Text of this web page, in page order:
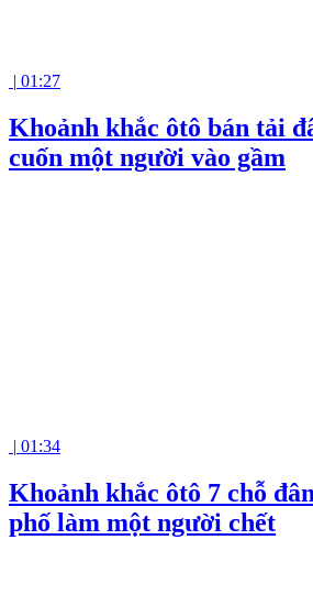
| 01:27
Khoảnh khắc ôtô bán tải
cuốn một người vào gầm
| 01:34
Khoảnh khắc ôtô 7 chỗ
phố làm một người chết